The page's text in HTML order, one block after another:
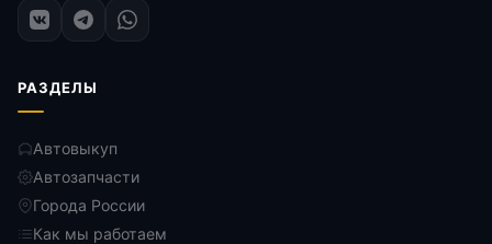
РАЗДЕЛЫ
Автовыкуп
Автозапчасти
Города России
Как мы работаем